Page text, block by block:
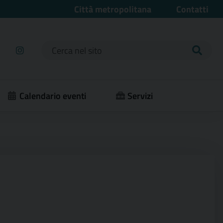
Città metropolitana Contatti
Ricerca per:
Calendario eventi Servizi